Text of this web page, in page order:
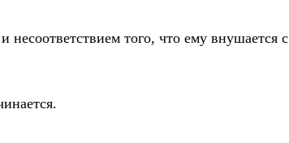
того, что ему внушается